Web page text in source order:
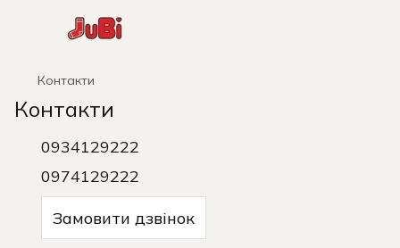
Контакти
Контакти
0934129222
0974129222
Замовити дзвінок